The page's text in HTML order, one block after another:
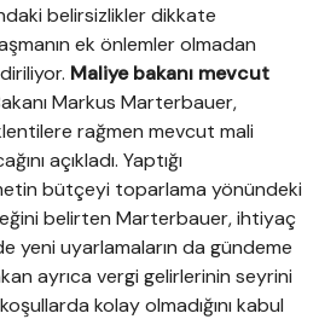
belirsizlikler dikkate
ek önlemler olmadan
Maliye bakanı mevcut
Markus Marterbauer,
rağmen mevcut mali
açıkladı. Yaptığı
bütçeyi toparlama yönündeki
belirten Marterbauer, ihtiyaç
yeni uyarlamaların da gündeme
ayrıca vergi gelirlerinin seyrini
kolay olmadığını kabul